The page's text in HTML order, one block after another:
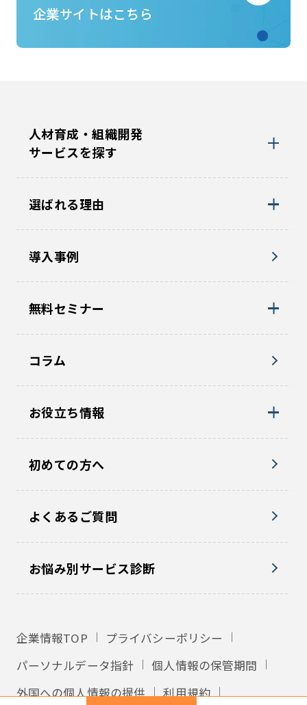
企業サイトはこちら
人材育成・組織開発
サービスを探す
選ばれる理由
導入事例
無料セミナー
コラム
お役立ち情報
初めての方へ
よくあるご質問
お悩み別サービス診断
企業情報TOP
プライバシーポリシー
パーソナルデータ指針
個人情報の保管期間
外国への個人情報の提供
利用規約